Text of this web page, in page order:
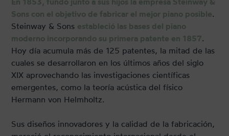
Sons con el objetivo de fabricar el mejor piano posible.
Steinway & Sons estableció las bases del piano
moderno incorporando su primera patente en 1857.
Hoy día acumula más de 125 patentes, la mitad de las
cuales se desarrollaron en los últimos años del siglo
XIX aprovechando las investigaciones científicas
emergentes, como la teoría acústica del físico
Hermann von Helmholtz.
Sus diseños innovadores y la calidad de la fabricación,